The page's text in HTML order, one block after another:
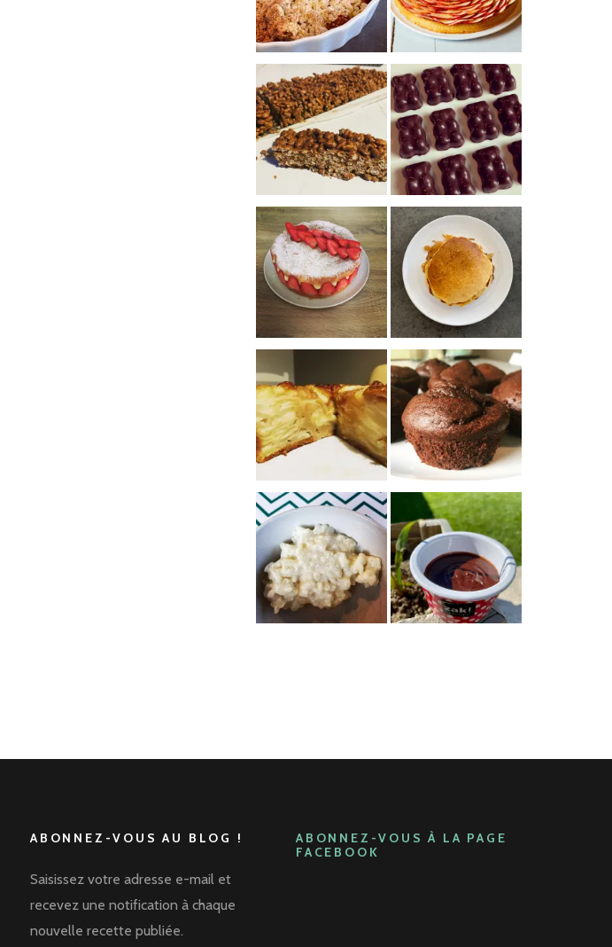
ABONNEZ-VOUS AU BLOG !
Saisissez votre adresse e-mail et
recevez une notification à chaque
nouvelle recette publiée.
ABONNEZ-VOUS À LA PAGE
FACEBOOK